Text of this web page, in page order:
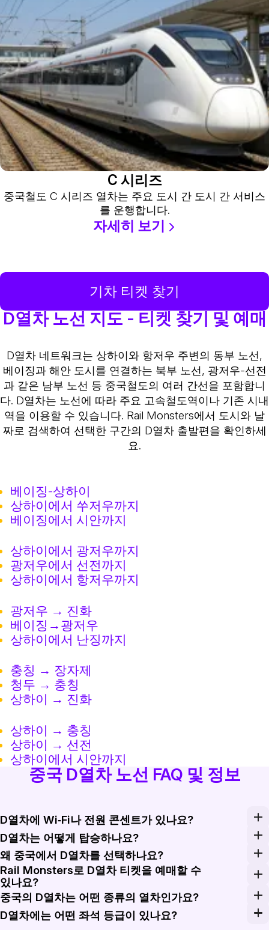
C 시리즈
중국철도 C 시리즈 열차는 주요 도시 간 도시 간 서비스
를 운행합니다.
자세히 보기
기차 티켓 찾기
D열차 노선 지도 - 티켓 찾기 및 예매
D열차 네트워크는 상하이와 항저우 주변의 동부 노선,
베이징과 해안 도시를 연결하는 북부 노선, 광저우-선전
과 같은 남부 노선 등 중국철도의 여러 간선을 포함합니
다. D열차는 노선에 따라 주요 고속철도역이나 기존 시내
역을 이용할 수 있습니다. Rail Monsters에서 도시와 날
짜로 검색하여 선택한 구간의 D열차 출발편을 확인하세
요.
베이징-상하이
상하이에서 쑤저우까지
베이징에서 시안까지
상하이에서 광저우까지
광저우에서 선전까지
상하이에서 항저우까지
광저우 → 진화
베이징→광저우
상하이에서 난징까지
충칭 → 장자제
청두 → 충칭
상하이 → 진화
상하이 → 충칭
상하이 → 선전
상하이에서 시안까지
중국 D열차 노선 FAQ 및 정보
D열차에 Wi‑Fi나 전원 콘센트가 있나요?
중국철도 D열차의 탑승 편의시설은 열차 편성, 노선,
D열차는 어떻게 탑승하나요?
D열차 승객은 보안검색, 승차권 확인, 승강장 접근을
왜 중국에서 D열차를 선택하나요?
D열차는 중국철도 노선에서 가장 빠른 G열차는 아니
Rail Monsters로 D열차 티켓을 예매할 수
있나요?
네, Rail Monsters는 중국 내 일부 D열차 티켓의 온라인
중국의 D열차는 어떤 종류의 열차인가요?
D열차는 빠른 도시 간 및 장거리 서비스를 위해 운행되
D열차에는 어떤 좌석 등급이 있나요?